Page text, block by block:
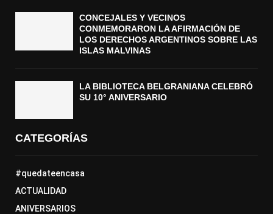
CONCEJALES Y VECINOS
CONMEMORARON LA AFIRMACIÓN DE
LOS DERECHOS ARGENTINOS SOBRE LAS
ISLAS MALVINAS
LA BIBLIOTECA BELGRANIANA CELEBRÓ
SU 10° ANIVERSARIO
CATEGORÍAS
#quedateencasa
ACTUALIDAD
ANIVERSARIOS